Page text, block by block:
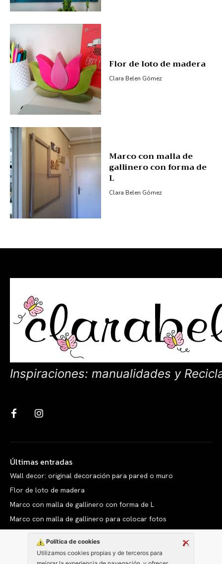
Política de cookies
Utilizamos cookies propias y de terceros para
Flor de loto de madera
Clara Belen Gómez
Marco con malla de
gallinero con forma de
L
Clara Belen Gómez
Inspiraciones: manualidades y
Últimas entradas
Wall decor: original decoración para pared o muro
Flor de loto de madera
Marco con malla de gallinero con forma de L
Marco con malla de gallinero para colocar fotos